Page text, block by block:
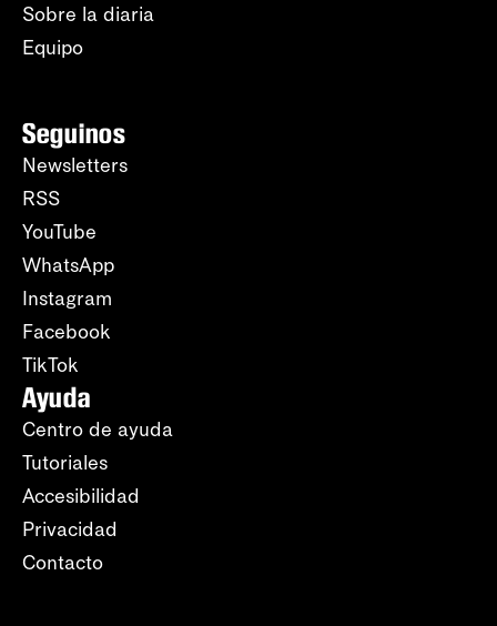
Sobre la diaria
Equipo
Seguinos
Newsletters
RSS
YouTube
WhatsApp
Instagram
Facebook
TikTok
Ayuda
Centro de ayuda
Tutoriales
Accesibilidad
Privacidad
Contacto